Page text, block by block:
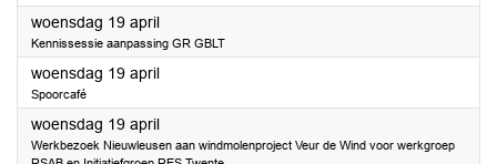
woensdag 19 april2023
Kennissessie aanpassing GR GBLT
woensdag 19 april2023
Spoorcafé
woensdag 19 april2023
Werkbezoek Nieuwleusen aan windmolenproject Veur de Wind voor werkgroep